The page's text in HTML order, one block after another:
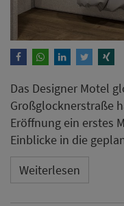
Das Designer Motel
Großglocknerstraße
Eröffnung ein erstes
Einblicke in die
Weiterlesen